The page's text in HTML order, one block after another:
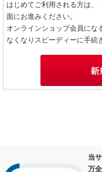
はじめてご利用される方は、
面にお進みください。
オンラインショップ会員にな
なくなりスピーディーに手続
当
万